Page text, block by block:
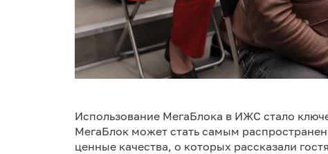
Использование МегаБлока в ИЖС стало
МегаБлок может стать самым
ценные качества, о которых рассказали